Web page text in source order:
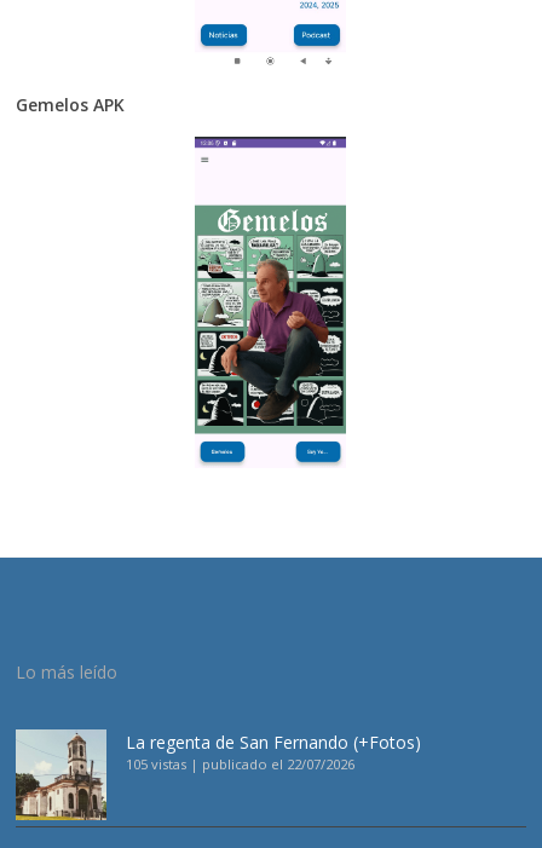
Gemelos APK
Lo más leído
La regenta de San Fernando (+Fotos)
105 vistas | publicado el 22/07/2026